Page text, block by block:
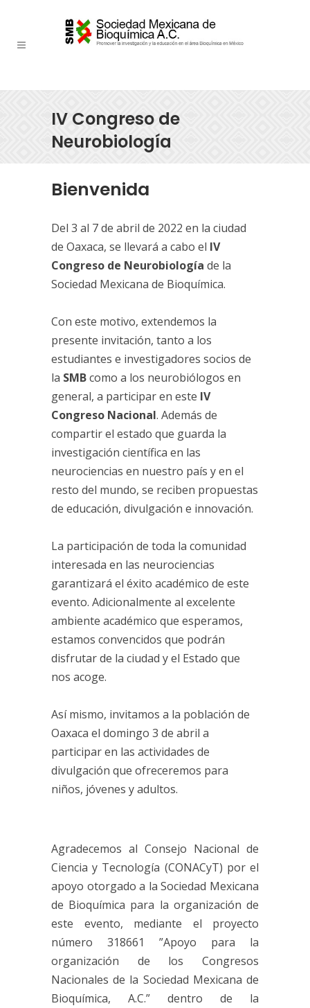
IV Congreso de
Neurobiología
Bienvenida
Del 3 al 7 de abril de 2022 en la ciudad
de Oaxaca, se llevará a cabo el IV
Congreso de Neurobiología de la
Sociedad Mexicana de Bioquímica.
Con este motivo, extendemos la
presente invitación, tanto a los
estudiantes e investigadores socios de
la SMBcomo a los neurobiólogos en
general, a participar en este IV
Congreso Nacional. Además de
compartir el estado que guarda la
investigación científica en las
neurociencias en nuestro país y en el
resto del mundo, se reciben propuestas
de educación, divulgación e innovación.
La participación de toda la comunidad
interesada en las neurociencias
garantizará el éxito académico de este
evento. Adicionalmente al excelente
ambiente académico que esperamos,
estamos convencidos que podrán
disfrutar de la ciudad y el Estado que
nos acoge.
Así mismo, invitamos a la población de
Oaxaca el domingo 3 de abril a
participar en las actividades de
divulgación que ofreceremos para
niños, jóvenes y adultos.
Agradecemos al Consejo Nacional de
Ciencia y Tecnología (CONACyT) por el
apoyo otorgado a la Sociedad Mexicana
de Bioquímica para la organización de
este evento, mediante el proyecto
número 318661 ”Apoyo para la
organización de los Congresos
Nacionales de la Sociedad Mexicana de
Bioquímica, A.C.” dentro de la